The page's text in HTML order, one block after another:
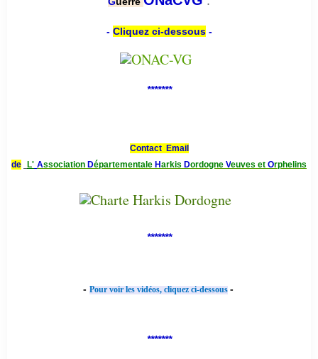
- Cliquez ci-dessous-
*******
Contact Email
de
L' Association Départementale Harkis Dordogne Veuves et Orphelins
*******
- Pour voir les vidéos, cliquez ci-dessous -
*******